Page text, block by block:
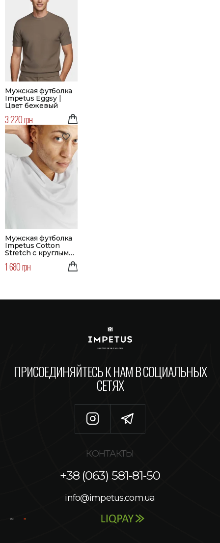
Мужская футболка
Impetus Eggsy |
Цвет бежевый
3 220 грн
Мужская футболка
Impetus Cotton
Stretch с круглым
белый
1 680 грн
ПРИСОЕДИНЯЙТЕСЬ К НАМ В СОЦИАЛЬНЫХ
СЕТЯХ
КОНТАКТЫ
+38 (063) 581-81-50
info@impetus.com.ua